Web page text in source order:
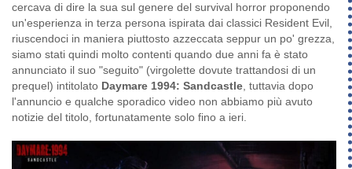
cercava di dire la sua sul genere del survival horror proponendo
un'esperienza in terza persona ispirata dai classici Resident Evil,
riuscendoci in maniera piuttosto azzeccata seppur un po' grezza,
siamo stati quindi molto contenti quando due anni fa è stato
annunciato il suo "seguito" (virgolette dovute trattandosi di un
prequel) intitolato Daymare 1994: Sandcastle , tuttavia dopo
l'annuncio e qualche sporadico video non abbiamo più avuto
notizie del titolo, fortunatamente solo fino a ieri.